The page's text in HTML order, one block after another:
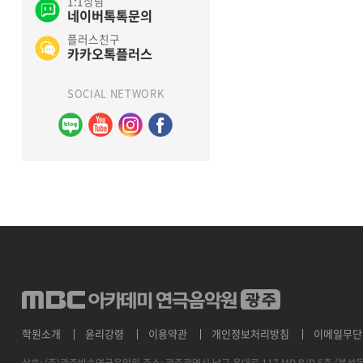
네이버톡톡문의
플러스친구
카카오톡플러스
SOCIAL NETWORK
학원소개 윤리강령 이용약관 개인정보처리방침 이메일무